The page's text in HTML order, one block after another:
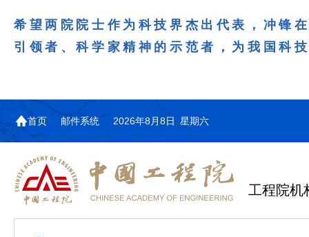
希望两院院士作为科技界杰出代表，冲锋
引领者、科学家精神的示范者，为我国科
首页 邮件系统 2026年8月8日 星期六
工程院机